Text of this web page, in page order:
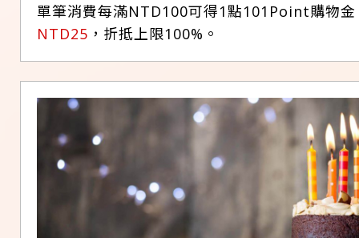
單筆消費每滿NTD100可得1點101Point購物
NTD25 ，折抵上限100%。